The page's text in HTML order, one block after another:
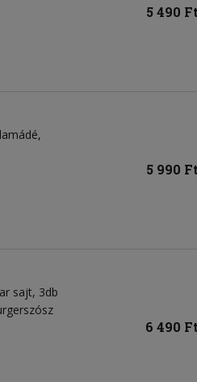
5 490 Ft
5 990 Ft
sajt, 3db
6 490 Ft